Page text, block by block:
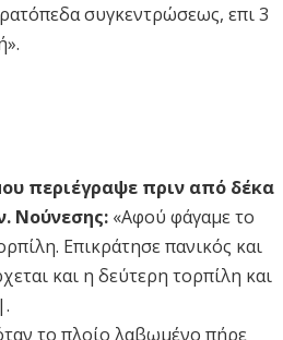
συγκεντρώσεως, επι 3
περιέγραψε πριν από δέκα
Νούνεσης:«Αφού φάγαμε το
Επικράτησε πανικός και
και η δεύτερη τορπίλη και
το πλοίο λαβωμένο πήρε